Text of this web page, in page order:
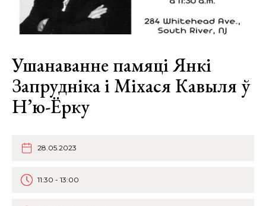
Ушанаванне памяці Янкі
Запрудніка і Міхася Кавыля ў
Н’ю-Ёрку
28.05.2023
11:30 - 13:00